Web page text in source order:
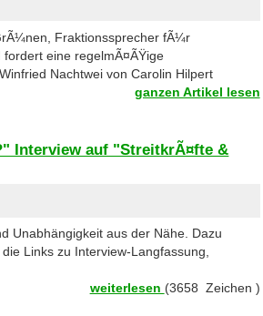
Fraktionssprecher fÃ¼r
eine regelmÃ¤ÃŸige
Nachtwei von Carolin Hilpert
ganzen Artikel lesen
Interview auf "StreitkrÃ¤fte &
Unabhängigkeit aus der Nähe. Dazu
Links zu Interview-Langfassung,
weiterlesen (3658 Zeichen )